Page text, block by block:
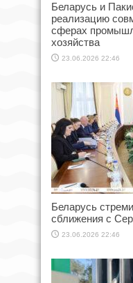
Беларусь и
реализацию
сферах
хозяйства
23.06.2026 22:46
Беларусь
сближения с
23.06.2026 22:46